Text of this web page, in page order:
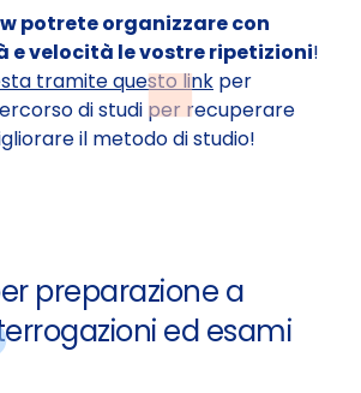
potrete organizzare con
e velocità le vostre ripetizioni!
tramite questo link per
di studi per recuperare
il metodo di studio!
preparazione a
ed esami